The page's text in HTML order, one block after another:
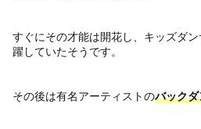
すぐにその才能は開花し、キッズダ
躍していたそうです。
その後は有名アーティストのバック